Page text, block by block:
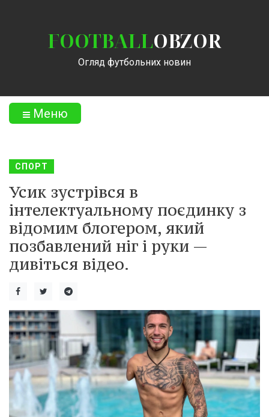
FOOTBALLOBZOR
Огляд футбольних новин
Меню
СПОРТ
Усик зустрівся в
інтелектуальному поєдинку з
відомим блогером, який
позбавлений ніг і руки —
дивіться відео.